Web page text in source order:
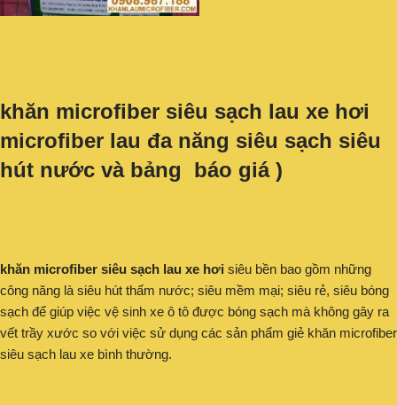
khăn microfiber siêu sạch lau xe hơi
microfiber lau đa năng siêu sạch siêu
hút nước và bảng báo giá )
khăn microfiber siêu sạch lau xe hơi siêu bền bao gồm những
công năng là siêu hút thấm nước; siêu mềm mại; siêu rẻ, siêu bóng
sạch để giúp việc vệ sinh xe ô tô được bóng sạch mà không gây ra
vết trầy xước so với việc sử dụng các sản phẩm giẻ khăn microfiber
siêu sạch lau xe bình thường.